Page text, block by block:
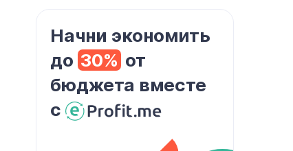
Начни экономить
до 30% от
бюджета вместе
с